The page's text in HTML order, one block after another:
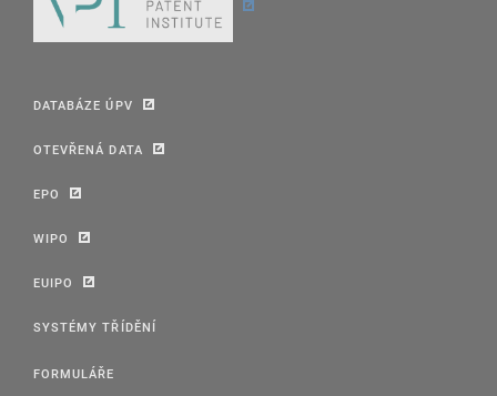
DATABÁZE ÚPV
OTEVŘENÁ DATA
EPO
WIPO
EUIPO
SYSTÉMY TŘÍDĚNÍ
FORMULÁŘE